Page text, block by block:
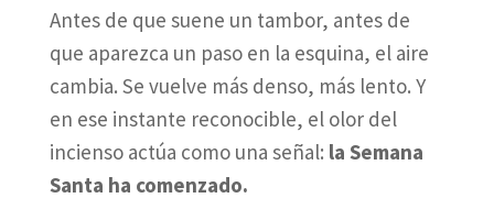
Antes de que suene un tambor, antes de
que aparezca un paso en la esquina, el aire
cambia. Se vuelve más denso, más lento. Y
en ese instante reconocible, el olor del
incienso actúa como una señal: la Semana
Santa ha comenzado.